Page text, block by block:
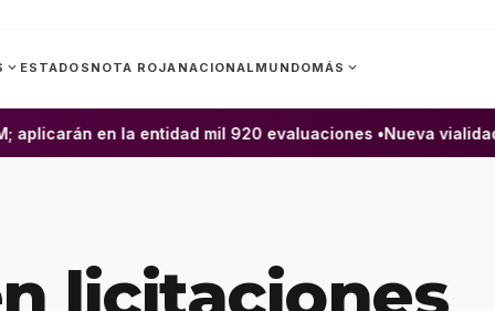
expand_more ESTADOS NOTA ROJA NACIONAL MUNDOMÁS expand_more
en la entidad mil 920 evaluaciones •Nueva vialidad